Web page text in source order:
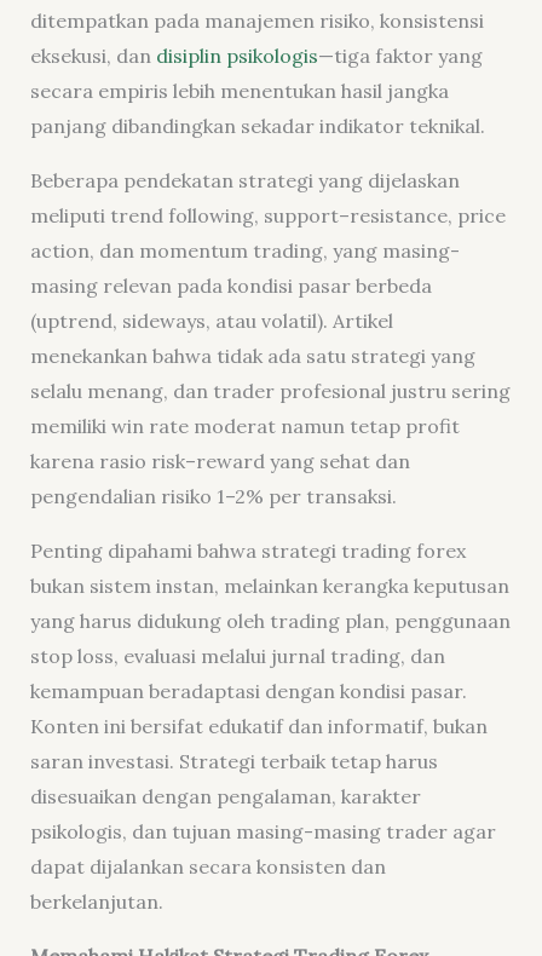
ditempatkan pada manajemen risiko, konsistensi
eksekusi, dan disiplin psikologis—tiga faktor yang
secara empiris lebih menentukan hasil jangka
panjang dibandingkan sekadar indikator teknikal.
Beberapa pendekatan strategi yang dijelaskan
meliputi trend following, support–resistance, price
action, dan momentum trading, yang masing-
masing relevan pada kondisi pasar berbeda
(uptrend, sideways, atau volatil). Artikel
menekankan bahwa tidak ada satu strategi yang
selalu menang, dan trader profesional justru sering
memiliki win rate moderat namun tetap profit
karena rasio risk–reward yang sehat dan
pengendalian risiko 1–2% per transaksi.
Penting dipahami bahwa strategi trading forex
bukan sistem instan, melainkan kerangka keputusan
yang harus didukung oleh trading plan, penggunaan
stop loss, evaluasi melalui jurnal trading, dan
kemampuan beradaptasi dengan kondisi pasar.
Konten ini bersifat edukatif dan informatif, bukan
saran investasi. Strategi terbaik tetap harus
disesuaikan dengan pengalaman, karakter
psikologis, dan tujuan masing-masing trader agar
dapat dijalankan secara konsisten dan
berkelanjutan.